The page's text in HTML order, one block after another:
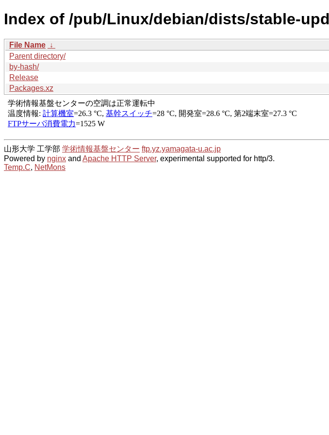
Index of /pub/Linux/debian/dists/stable-
File Name ↓
Parent directory/
by-hash/
Release
Packages.xz
山形大学 工学部 学術情報基盤センター ftp.yz.yamagata-u.ac.jp
Powered by nginx and Apache HTTP Server, experimental supported for http/3.
Temp.C, NetMons